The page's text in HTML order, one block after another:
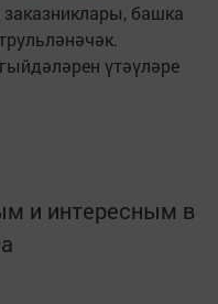
заказниклары, башка
үтәүләре
и интересным в